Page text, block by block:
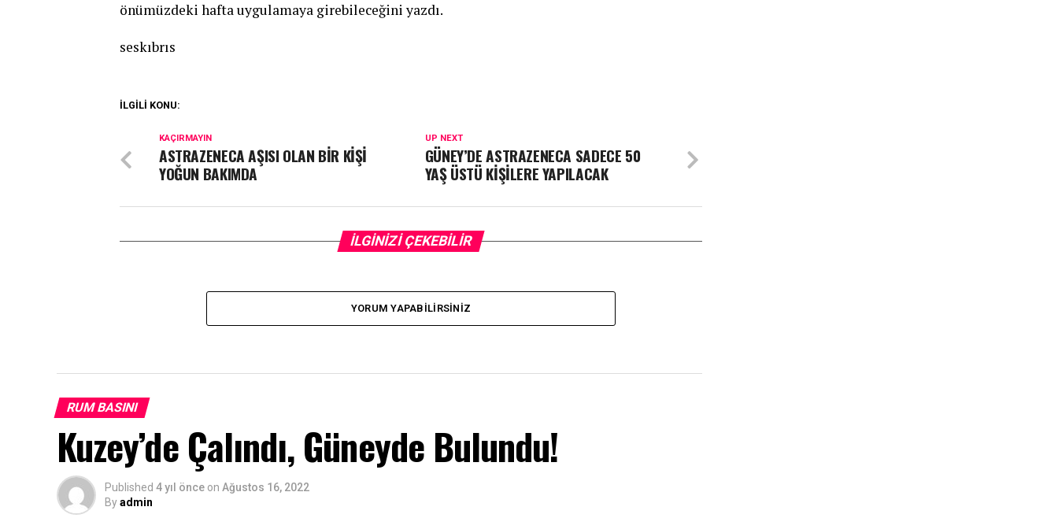
önümüzdeki hafta uygulamaya girebileceğini yazdı.
seskıbrıs
İLGİLİ KONU:
UP NEXT
GÜNEY’DE ASTRAZENECA SADECE 50
YAŞ ÜSTÜ KİŞİLERE YAPILACAK
KAÇIRMAYIN
ASTRAZENECA AŞISI OLAN BİR KİŞİ
YOĞUN BAKIMDA
İLGİNİZİ ÇEKEBİLİR
YORUM YAPABILIRSINIZ
RUM BASINI
Kuzey’de Çalındı, Güneyde Bulundu!
Published 4 yıl önce on Ağustos 16, 2022
Byadmin